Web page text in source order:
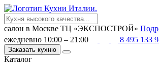
салон в Москве ТЦ «ЭКСПОСТРОЙ»
ежедневно 10:00 – 21:00
8 495 133
Заказать кухню
Каталог